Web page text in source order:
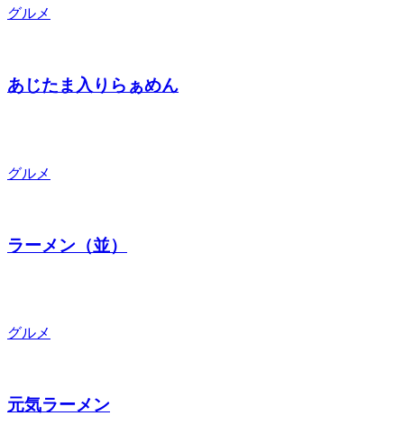
グルメ
あじたま入りらぁめん
グルメ
ラーメン（並）
グルメ
元気ラーメン